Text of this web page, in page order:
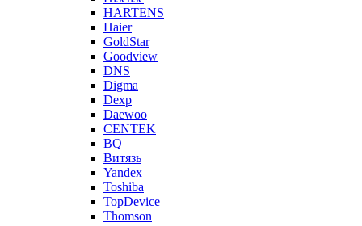
HARTENS
Haier
GoldStar
Goodview
DNS
Digma
Dexp
Daewoo
CENTEK
BQ
Витязь
Yandex
Toshiba
TopDevice
Thomson